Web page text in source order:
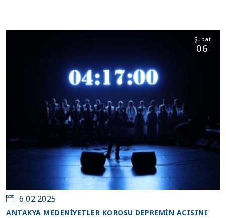
Şubat
06
6.02.2025
ANTAKYA MEDENİYETLER KOROSU DEPREMİN ACISINI